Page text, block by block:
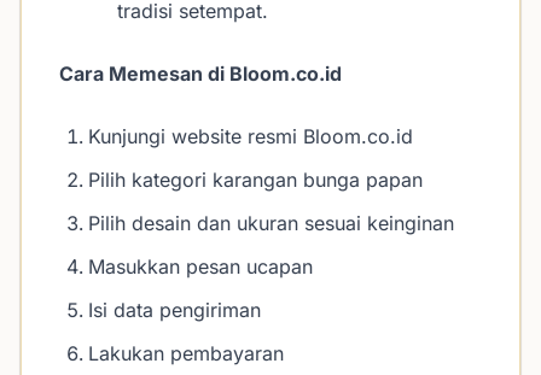
tradisi setempat.
Cara Memesan di Bloom.co.id
Kunjungi website resmi Bloom.co.id
Pilih kategori karangan bunga papan
Pilih desain dan ukuran sesuai keinginan
Masukkan pesan ucapan
Isi data pengiriman
Lakukan pembayaran